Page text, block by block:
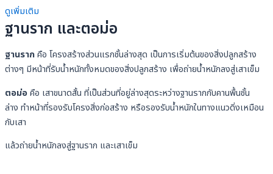
ดูเพิ่มเติม
ฐานราก และตอม่อ
ฐานรากคือ โครงสร้างส่วนแรกชั้นล่างสุด เป็นการเริ่มต้นของสิ่งปลูกสร้าง
ต่างๆ มีหน้าที่รับน้ำหนักทั้งหมดของสิ่งปลูกสร้าง เพื่อถ่ายน้ำหนักลงสู่เสาเข็ม
ตอม่อคือ เสาขนาดสั้น ที่เป็นส่วนที่อยู่ล่างสุดระหว่างฐานรากกับคานพื้นชั้น
ล่าง ทำหน้าที่รองรับโครงสิ่งก่อสร้าง หรือรองรับน้ำหนักในทางแนวดิ่งเหมือน
กับเสา
แล้วถ่ายน้ำหนักลงสู่ฐานราก และเสาเข็ม